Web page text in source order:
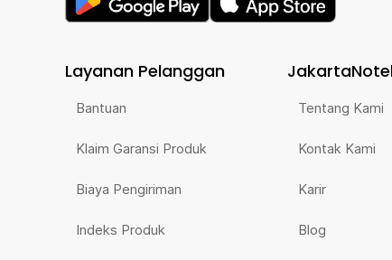
Layanan Pelanggan
Bantuan
Klaim Garansi Produk
Biaya Pengiriman
Indeks Produk
Tentang Kami
Kontak Kami
Karir
Blog